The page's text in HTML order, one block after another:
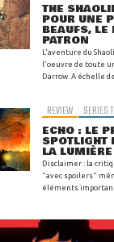
THE
POUR UNE
BEAUFS, LE
PATRON
L'aventure du
l'oeuvre de toute
Darrow. A échelle
REVIEW SERIES
ECHO : LE
SPOTLIGHT
LA LUMIÈRE
Disclaimer : la
"avec spoilers"
éléments